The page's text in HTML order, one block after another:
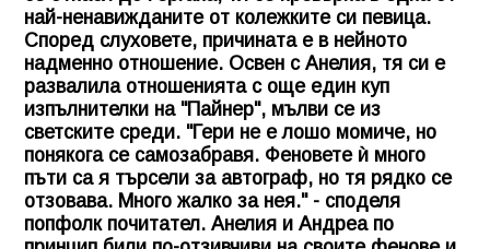
най-ненавижданите от колежките си певица.
Според слуховете, причината е в нейното
надменно отношение. Освен с Анелия, тя си е
развалила отношенията с още един куп
изпълнителки на "Пайнер", мълви се из
светските среди. "Гери не е лошо момиче, но
понякога се самозабравя. Феновете ѝ много
пъти са я търсели за автограф, но тя рядко се
отзовава. Много жалко за нея." - споделя
попфолк почитател. Анелия и Андреа по